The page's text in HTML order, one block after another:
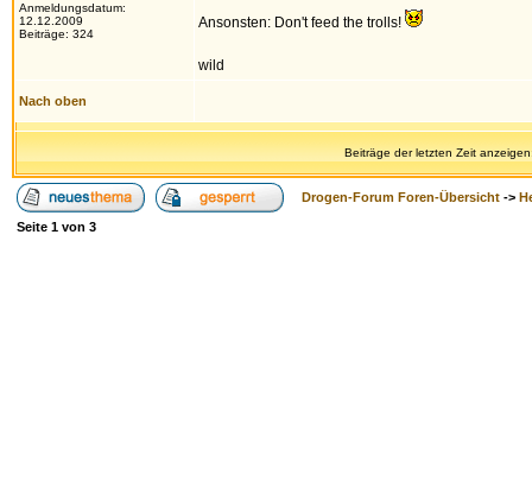
Anmeldungsdatum:
12.12.2009
Beiträge: 324
Ansonsten: Don't feed the trolls!
wild
Nach oben
Beiträge der letzten Zeit
Drogen-Forum Foren-Übersicht ->
Seite 1 von 3